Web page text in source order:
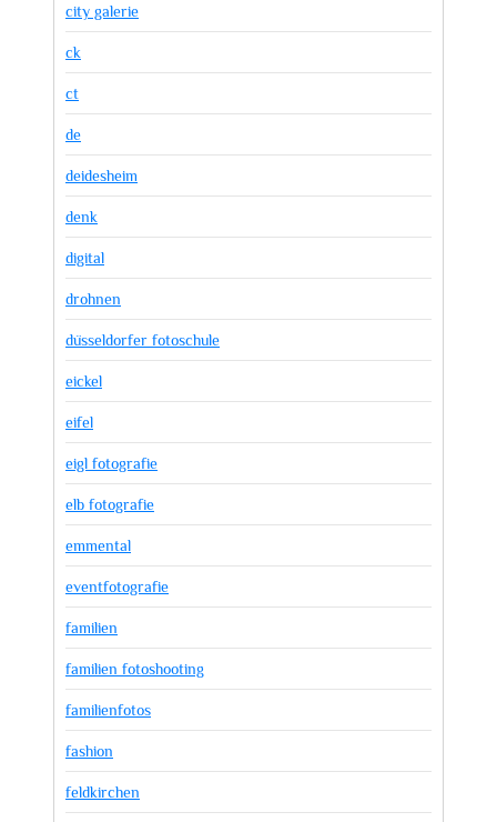
city galerie
ck
ct
de
deidesheim
denk
digital
drohnen
düsseldorfer fotoschule
eickel
eifel
eigl fotografie
elb fotografie
emmental
eventfotografie
familien
familien fotoshooting
familienfotos
fashion
feldkirchen